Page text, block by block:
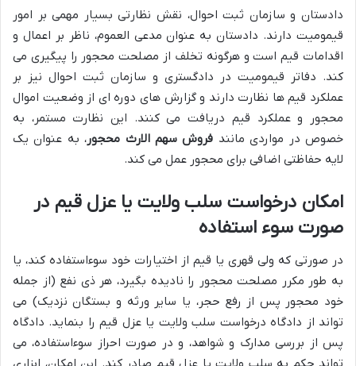
دادستان و سازمان ثبت احوال، نقش نظارتی بسیار مهمی بر امور
قیمومیت دارند. دادستان به عنوان مدعی العموم، ناظر بر اعمال و
اقدامات قیم است و هرگونه تخلف از مصلحت محجور را پیگیری می
کند. دفاتر قیمومیت در دادگستری و سازمان ثبت احوال نیز بر
عملکرد قیم ها نظارت دارند و گزارش های دوره ای از وضعیت اموال
محجور و عملکرد قیم دریافت می کنند. این نظارت مستمر، به
خصوص در مواردی مانند فروش سهم الارث محجور، به عنوان یک
لایه حفاظتی اضافی برای محجور عمل می کند.
امکان درخواست سلب ولایت یا عزل قیم در
صورت سوء استفاده
در صورتی که ولی قهری یا قیم از اختیارات خود سوءاستفاده کند، یا
به طور مکرر مصلحت محجور را نادیده بگیرد، هر ذی نفع (از جمله
خود محجور پس از رفع حجر، یا سایر ورثه و بستگان نزدیک) می
تواند از دادگاه درخواست سلب ولایت یا عزل قیم را بنماید. دادگاه
پس از بررسی مدارک و شواهد، و در صورت احراز سوءاستفاده، می